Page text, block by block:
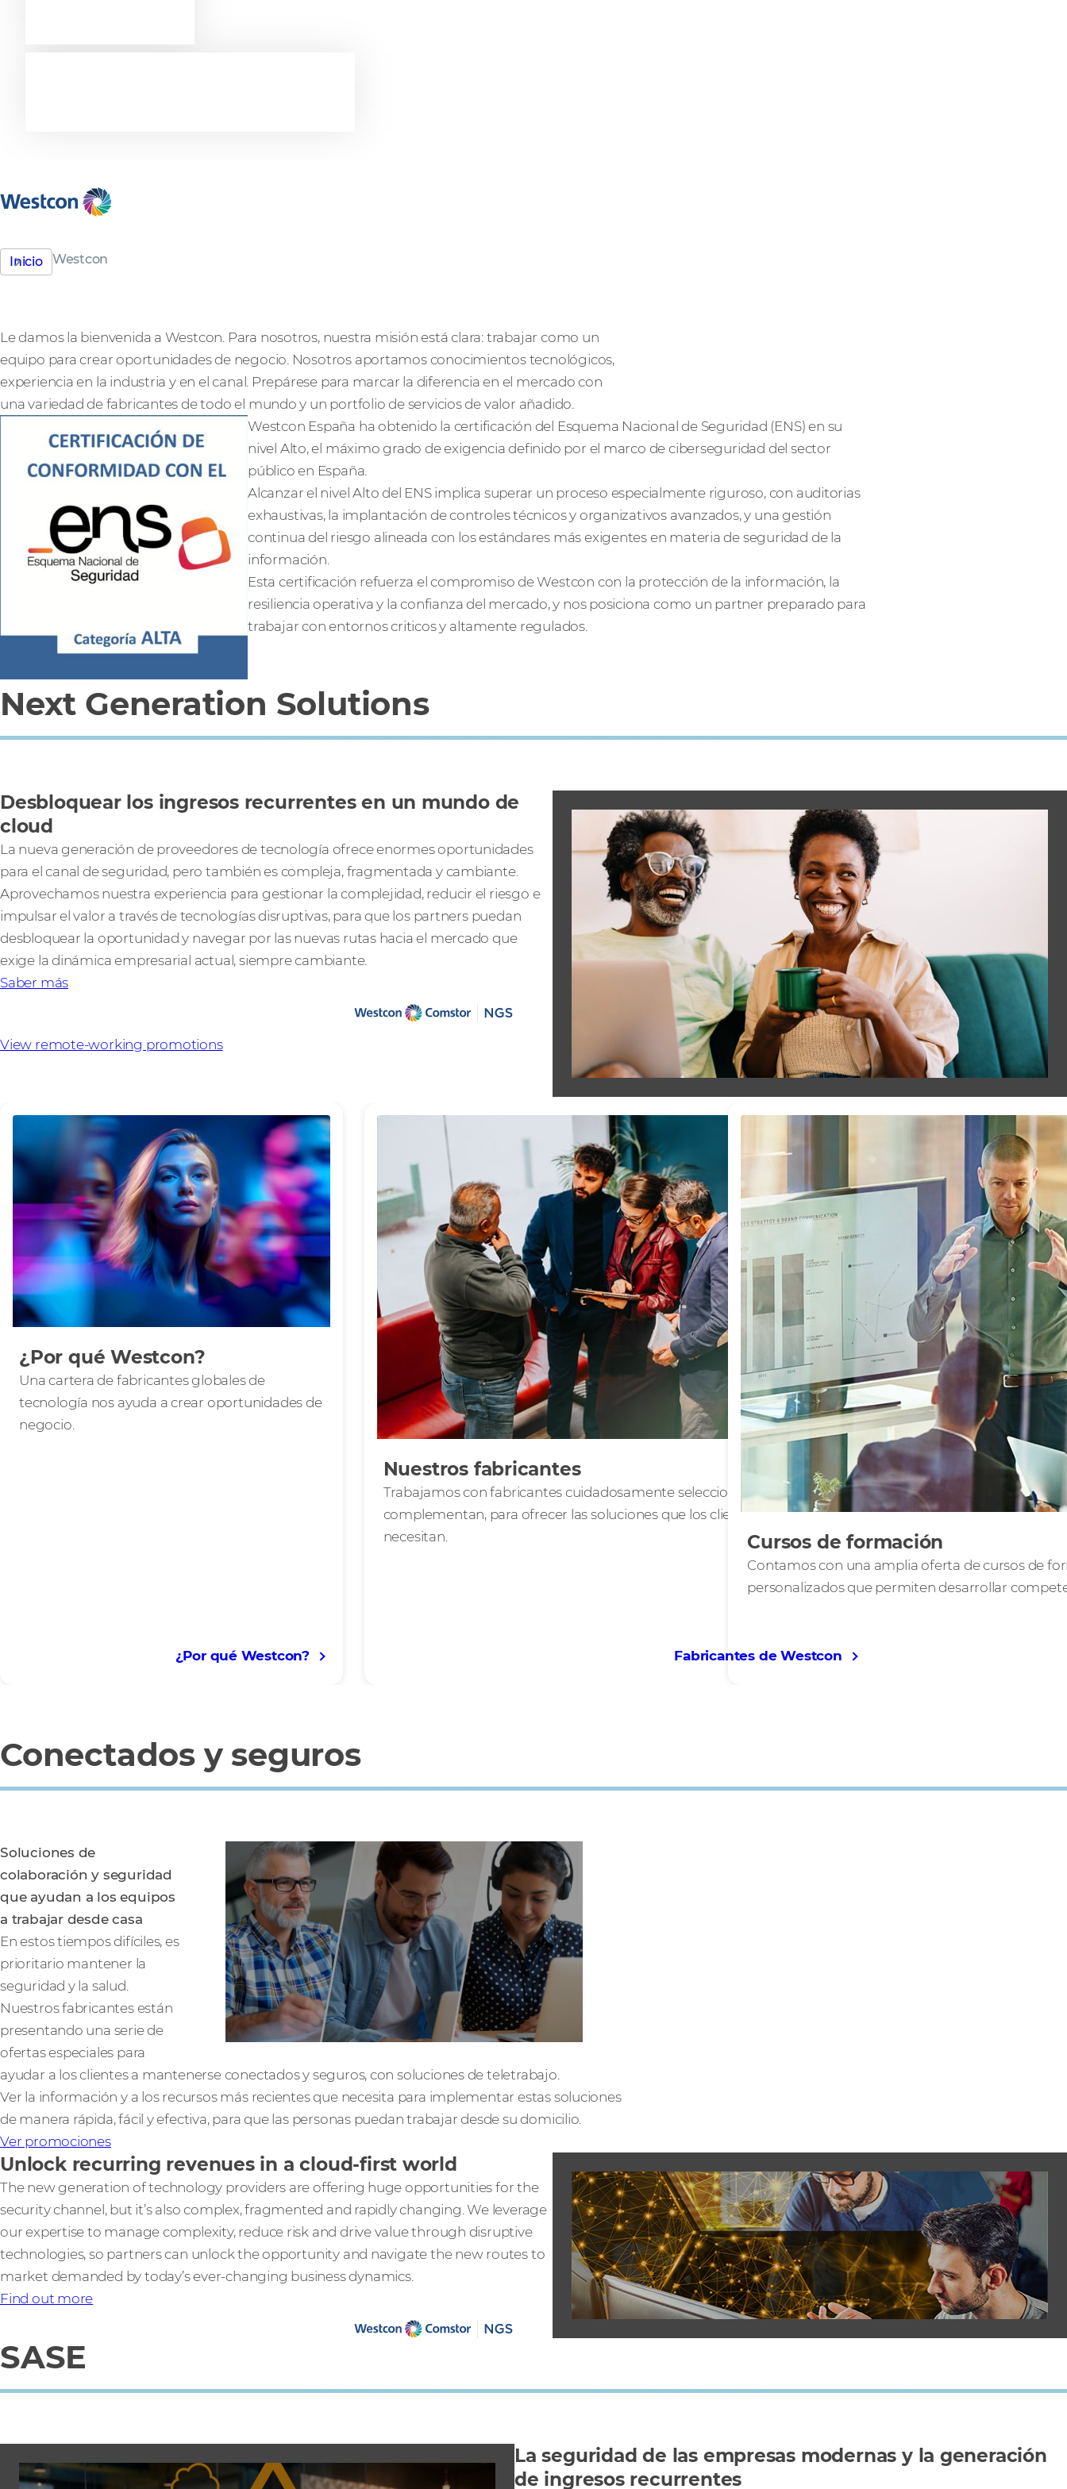
Inicio Westcon
Le damos la bienvenida a Westcon. Para nosotros, nuestra misión está clara: trabajar como un
equipo para crear oportunidades de negocio. Nosotros aportamos conocimientos tecnológicos,
experiencia en la industria y en el canal. Prepárese para marcar la diferencia en el mercado con
una variedad de fabricantes de todo el mundo y un portfolio de servicios de valor añadido.
Westcon España ha obtenido la certificación del Esquema Nacional de Seguridad (ENS) en su
nivel Alto, el máximo grado de exigencia definido por el marco de ciberseguridad del sector
público en España.
Alcanzar el nivel Alto del ENS implica superar un proceso especialmente riguroso, con auditorias
exhaustivas, la implantación de controles técnicos y organizativos avanzados, y una gestión
continua del riesgo alineada con los estándares más exigentes en materia de seguridad de la
información.
Esta certificación refuerza el compromiso de Westcon con la protección de la información, la
resiliencia operativa y la confianza del mercado, y nos posiciona como un partner preparado para
trabajar con entornos criticos y altamente regulados.
Next Generation Solutions
Desbloquear los ingresos recurrentes en un mundo de
cloud
La nueva generación de proveedores de tecnología ofrece enormes oportunidades
para el canal de seguridad, pero también es compleja, fragmentada y cambiante.
Aprovechamos nuestra experiencia para gestionar la complejidad, reducir el riesgo e
impulsar el valor a través de tecnologías disruptivas, para que los partners puedan
desbloquear la oportunidad y navegar por las nuevas rutas hacia el mercado que
exige la dinámica empresarial actual, siempre cambiante.
Saber más
View remote-working promotions
¿Por qué Westcon?
Una cartera de fabricantes globales de
tecnología nos ayuda a crear oportunidades de
negocio.
¿Por qué Westcon?
Nuestros fabricantes
Trabajamos con fabricantes cuidadosamente seleccionados y que se
complementan, para ofrecer las soluciones que los clientes finales
necesitan.
Fabricantes de Westcon
Cursos de formación
Contamos con una amplia oferta de cursos de
personalizados que permiten desarrollar
Conectados y seguros
Soluciones de
colaboración y seguridad
que ayudan a los equipos
a trabajar desde casa
En estos tiempos difíciles, es
prioritario mantener la
seguridad y la salud.
Nuestros fabricantes están
presentando una serie de
ofertas especiales para
ayudar a los clientes a mantenerse conectados y seguros, con soluciones de teletrabajo.
Ver la información y a los recursos más recientes que necesita para implementar estas soluciones
de manera rápida, fácil y efectiva, para que las personas puedan trabajar desde su domicilio.
Ver promociones
Unlock recurring revenues in a cloud-first world
The new generation of technology providers are offering huge opportunities for the
security channel, but it’s also complex, fragmented and rapidly changing. We leverage
our expertise to manage complexity, reduce risk and drive value through disruptive
technologies, so partners can unlock the opportunity and navigate the new routes to
market demanded by today’s ever-changing business dynamics.
Find out more
SASE
La seguridad de las empresas modernas y la generación
de ingresos recurrentes